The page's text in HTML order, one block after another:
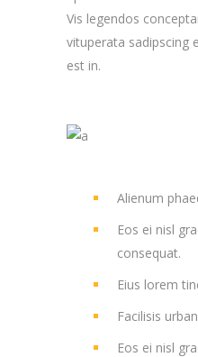
Vis legendos
vituperata sadipscing
est in.
Alienum
Eos ei nisl
consequat.
Eius lorem
Facilisis
Eos ei nisl